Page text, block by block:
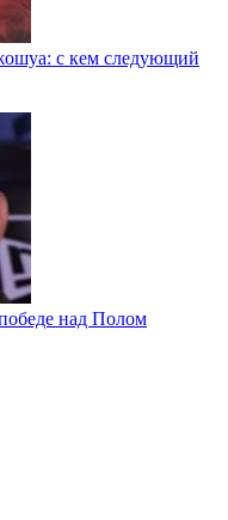
с кем следующий
над Полом